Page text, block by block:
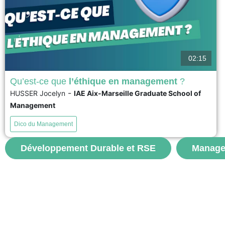
L’Ethique en management apparaît de façon évidente
lorsque les règles, les lois et les codes de déontologie
ne suffisent plus pour discerner et prendre la bonne
décision dans des situations complexes, voire
dilemmes. Elle se pose comme une processus cognitif et
émotionnel pour apporter une réponse adaptée et mise
en...
02:15
Qu’est-ce que l’éthique en management ?
HUSSER Jocelyn - IAE Aix-Marseille Graduate School of
Management
Dico du Management
Développement Durable et RSE